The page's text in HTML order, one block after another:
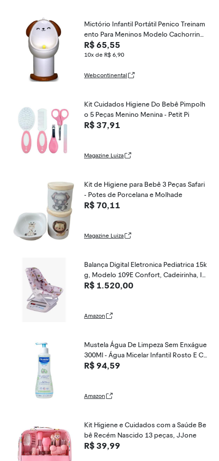
Mictório Infantil Portátil Penico Treinam
ento Para Meninos Modelo Cachorrinh
o Lorben
R$ 65,55
10x de R$ 6,90
Webcontinental
Kit Cuidados Higiene Do Bebê Pimpolh
o 5 Peças Menino Menina - Petit Pi
R$ 37,91
Magazine Luiza
Kit de Higiene para Bebê 3 Peças Safari
- Potes de Porcelana e Molhade
R$ 70,11
Magazine Luiza
Balança Digital Eletronica Pediatrica 15k
g, Modelo 109E Confort, Cadeirinha, In
metro, Welmy, Welmy
R$ 1.520,00
Amazon
Mustela Água De Limpeza Sem Enxágue
300Ml - Água Micelar Infantil Rosto E C
orpo Vegana Fórmula Biodegradável C
R$ 94,59
Amazon
Kit Higiene e Cuidados com a Saúde Be
bê Recém Nascido 13 peças, JJone
R$ 39,99